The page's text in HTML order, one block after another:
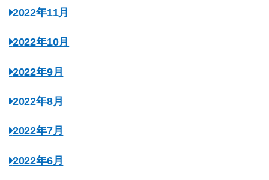
2022年11月
2022年10月
2022年9月
2022年8月
2022年7月
2022年6月